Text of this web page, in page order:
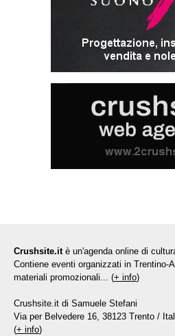
Crushsite.it è un'agenda online di
Contiene eventi organizzati in Trentino-
materiali promozionali... (+ info)
Crushsite.it di Samuele Stefani
Via per Belvedere 16, 38123 Trento /
(+ info)